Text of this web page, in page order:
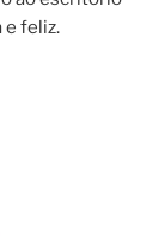
e feliz.